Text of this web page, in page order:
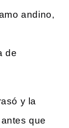
andino,
de
y la
que